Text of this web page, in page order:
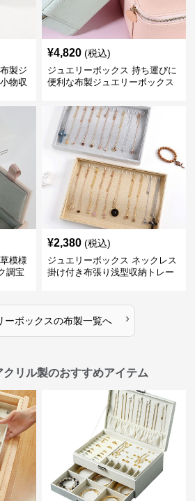
製ジ
物収
¥4,820 (税込)
ジュエリーボックス 持ち運びに
便利な布製ジュエリーボックス
模様
調宝
¥2,380 (税込)
ジュエリーボックス ネックレス
掛け付き布張り浅型収納トレー
ーボックスの布製一覧へ ›
リル製のおすすめアイテム